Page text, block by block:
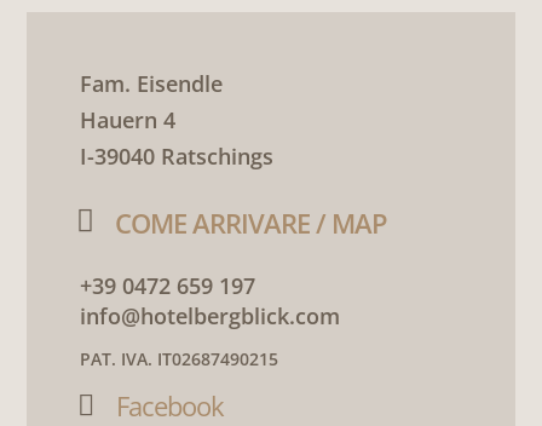
Fam. Eisendle
Hauern 4
I-39040 Ratschings
 COME ARRIVARE / MAP
+39 0472 659 197
info@hotelbergblick.com
PAT. IVA. IT02687490215
 Facebook